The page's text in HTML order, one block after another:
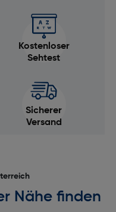
Kostenloser
Sehtest
Sicherer
Versand
Nähe finden